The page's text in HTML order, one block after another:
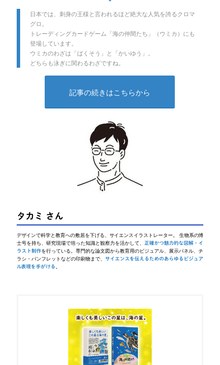
日本では、刺身の王様と言われるほど絶大な人気を誇るクロマ
グロ。
トレーディングカードゲーム「海の仲間たち」（ウミカ）にも
登場しています。
ウミカのわざは「ばくそう」と「かいゆう」。
どちらも泳ぎに関わるわざですね。
記事の続きはこちらから
タカミ さん
デザインで科学と教育への敷居を下げる、サイエンスイラストレーター。 生物系の博
士号を持ち、研究現場で培った知識と観察力を活かして、正確かつ魅力的な図解・イ
ラスト制作を行っている。専門的な論文図から教育用のビジュアル、展示パネル、チ
ラシ・パンフレットなどの印刷物まで、サイエンスを伝えるためのあらゆるビジュア
ル表現を手がける 。